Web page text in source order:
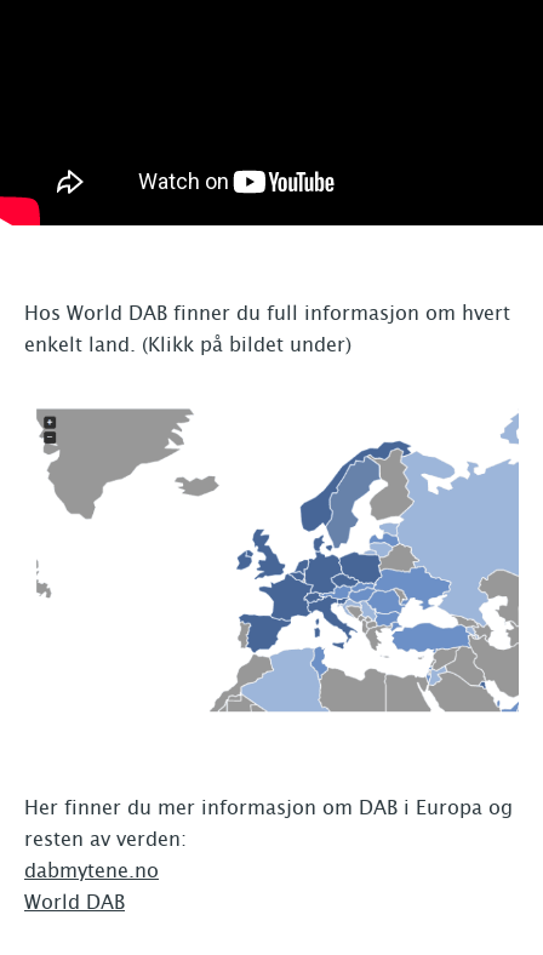
Hos World DAB finner du full informasjon om hvert
enkelt land. (Klikk på bildet under)
Her finner du mer informasjon om DAB i Europa og
resten av verden:
dabmytene.no
World DAB